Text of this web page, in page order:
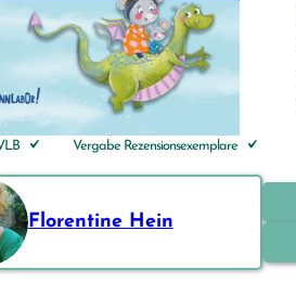
Vergabe Rezensionsexemplare
Florentine Hein